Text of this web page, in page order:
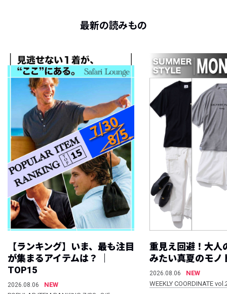
最新の読みもの
【ランキング】いま、最も注目
が集まるアイテムは？ ｜
TOP15
2026.08.06
NEW
重見え回避！大人
みたい真夏のモノ
2026.08.06
NEW
WEEKLY COORDINATE